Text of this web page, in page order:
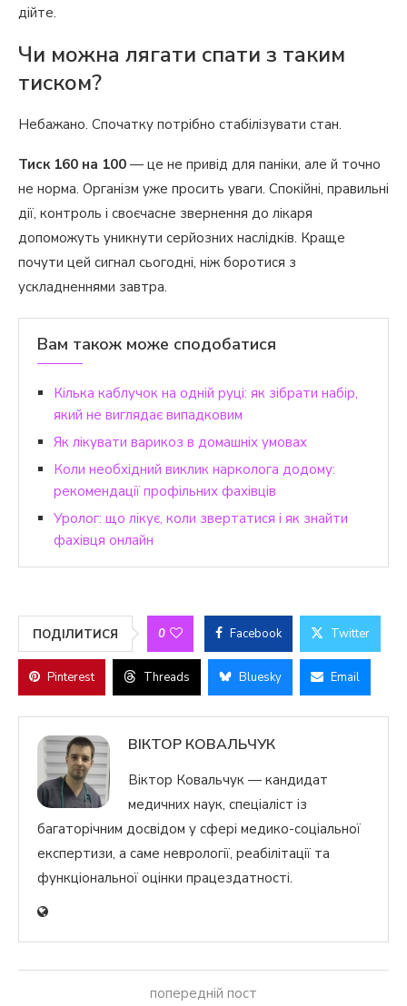
дійте.
Чи можна лягати спати з таким
тиском?
Небажано. Спочатку потрібно стабілізувати стан.
Тиск 160 на 100 — це не привід для паніки, але й точно
не норма. Організм уже просить уваги. Спокійні, правильні
дії, контроль і своєчасне звернення до лікаря
допоможуть уникнути серйозних наслідків. Краще
почути цей сигнал сьогодні, ніж боротися з
ускладненнями завтра.
Вам також може сподобатися
Кілька каблучок на одній руці: як зібрати набір,
який не виглядає випадковим
Як лікувати варикоз в домашніх умовах
Коли необхідний виклик нарколога додому:
рекомендації профільних фахівців
Уролог: що лікує, коли звертатися і як знайти
фахівця онлайн
ПОДІЛИТИСЯ 0 Facebook Twitter
Pinterest Threads Bluesky Email
ВІКТОР КОВАЛЬЧУК
Віктор Ковальчук — кандидат
медичних наук, спеціаліст із
багаторічним досвідом у сфері медико-соціальної
експертизи, а саме неврології, реабілітації та
функціональної оцінки працездатності.
попередній пост